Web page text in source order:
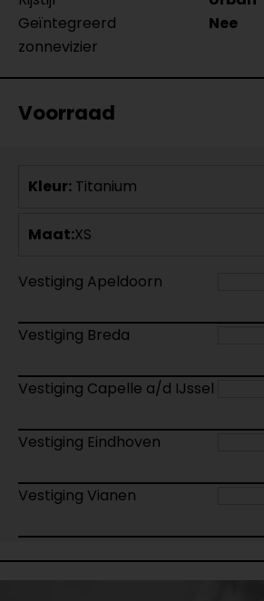
Geïntegreerd
zonnevizier
Nee
Voorraad
Kleur: Titanium
Maat:XS
Vestiging Apeldoorn
Vestiging Breda
Vestiging Capelle a/d IJssel
Vestiging Eindhoven
Vestiging Vianen